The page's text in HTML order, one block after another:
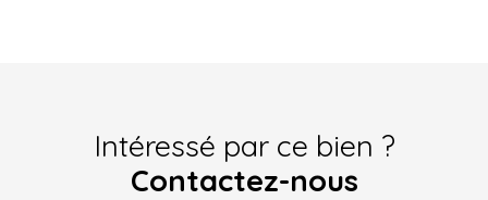
Intéressé par ce bien ?
Contactez-nous